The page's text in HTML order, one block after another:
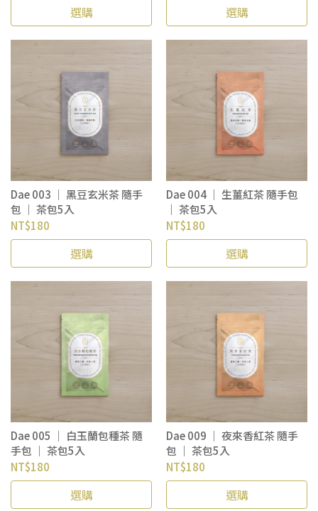
選購 選購
Dae 003 ｜ 黑豆玄米茶 隨手
包 ｜ 茶包5入
NT$180
選購
Dae 004 ｜ 生薑紅茶 隨手包
｜ 茶包5入
NT$180
選購
Dae 005 ｜ 白玉蘭包種茶 隨
手包 ｜ 茶包5入
NT$180
選購
Dae 009 ｜ 夜來香紅茶 隨手
包 ｜ 茶包5入
NT$180
選購